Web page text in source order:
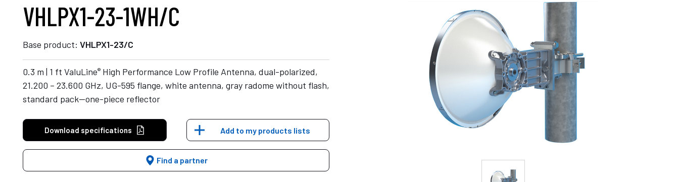
VHLPX1-23-1WH/C
Base product: VHLPX1-23/C
0.3 m | 1 ft ValuLine® High Performance Low Profile Antenna, dual-polarized,
21.200 – 23.600 GHz, UG-595 flange, white antenna, gray radome without flash,
standard pack—one-piece reflector
Download specifications Add to my products lists
Find a partner